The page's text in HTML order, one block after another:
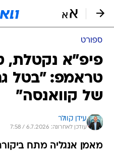
ספורט
פיפ"א נקטלת,
טראמפ: "בטל
של קוואנסה"
עידן קוולר
עודכן לאחרונה: 6.7.2026 / 7:58
מאמן אנגליה מתח